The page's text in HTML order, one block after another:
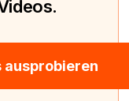
ausprobieren